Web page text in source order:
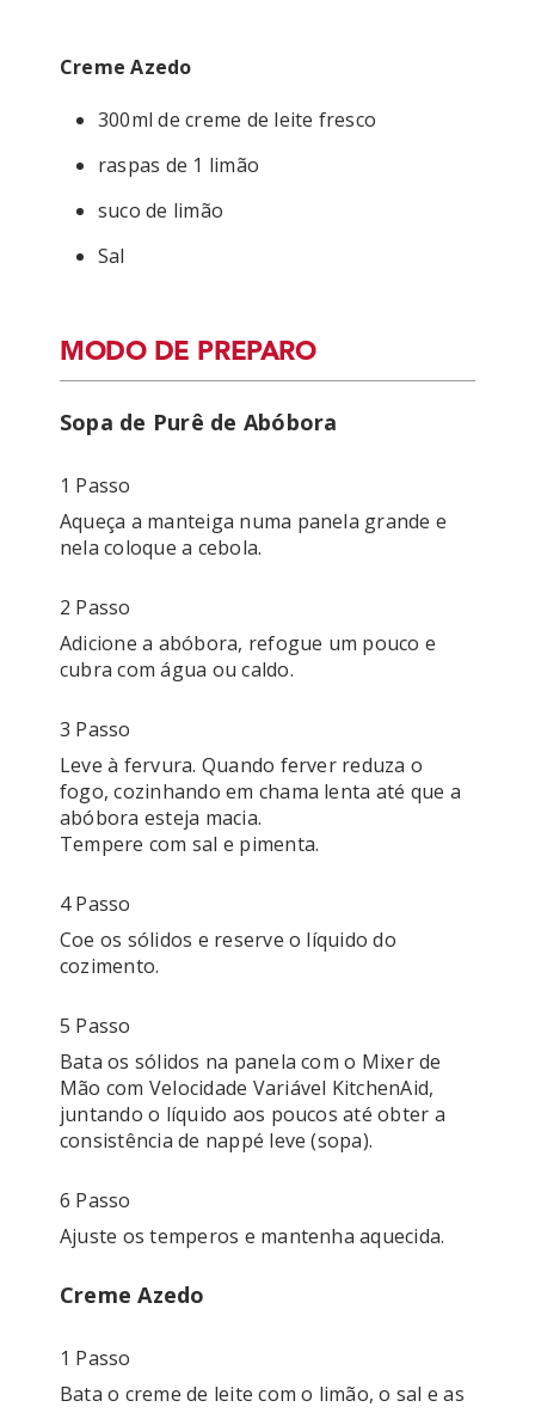
Creme Azedo
300ml de creme de leite fresco
raspas de 1 limão
suco de limão
Sal
MODO DE PREPARO
Sopa de Purê de Abóbora
1 Passo
Aqueça a manteiga numa panela grande e
2 Passo
Adicione a abóbora, refogue um pouco e
3 Passo
Leve à fervura. Quando ferver reduza o
fogo, cozinhando em chama lenta até que a
abóbora esteja macia.
4 Passo
Coe os sólidos e reserve o líquido do
cozimento.
5 Passo
Bata os sólidos na panela com o Mixer de
Mão com Velocidade Variável KitchenAid,
juntando o líquido aos poucos até obter a
6 Passo
Creme Azedo
1 Passo
Bata o creme de leite com o limão, o sal e as